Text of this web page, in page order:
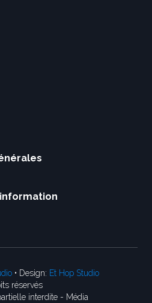
• Design: Et Hop Studio
réservés
interdite - Média